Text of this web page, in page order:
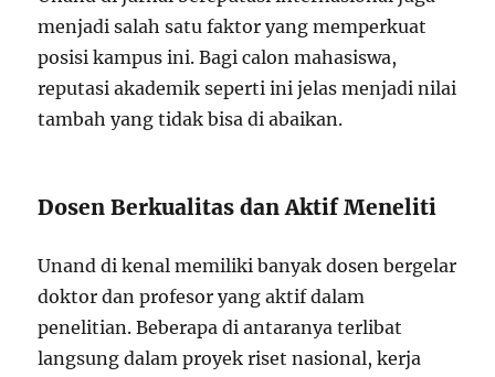
menjadi salah satu faktor yang memperkuat
posisi kampus ini. Bagi calon mahasiswa,
reputasi akademik seperti ini jelas menjadi nilai
tambah yang tidak bisa di abaikan.
Dosen Berkualitas dan Aktif Meneliti
Unand di kenal memiliki banyak dosen bergelar
doktor dan profesor yang aktif dalam
penelitian. Beberapa di antaranya terlibat
langsung dalam proyek riset nasional, kerja